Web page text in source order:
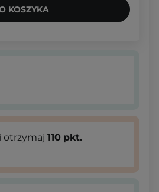
KOSZYKA
i otrzymaj 110 pkt.